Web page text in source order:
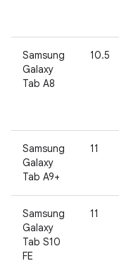
Samsung
Galaxy
Tab A8
10.5
Samsung
Galaxy
Tab A9+
11
Samsung
Galaxy
Tab S10
FE
11